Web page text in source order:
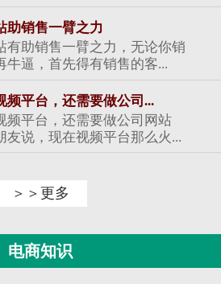
助销售一臂之力
有助销售一臂之力，无论你销
牛逼，首先得有销售的客...
频平台，还需要做公司...
频平台，还需要做公司网站
友说，现在视频平台那么火...
＞＞更多
电商知识